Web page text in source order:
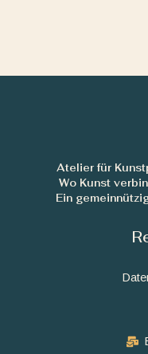
Atelier für
Wo Kunst
Ein